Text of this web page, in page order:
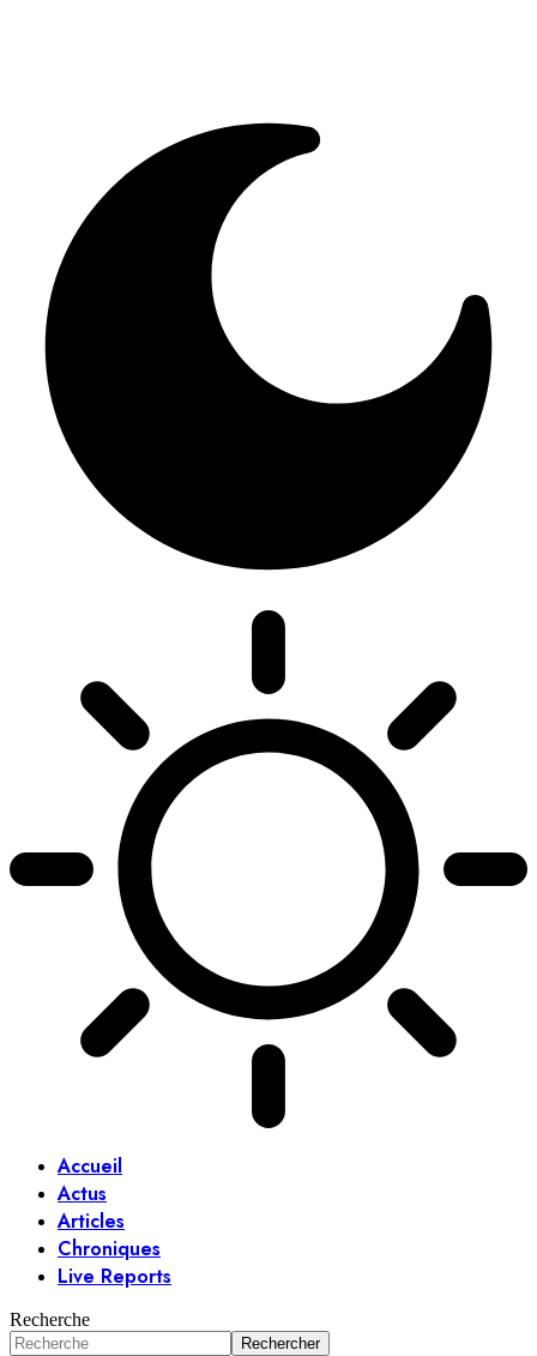
Accueil
Actus
Articles
Chroniques
Live Reports
Recherche